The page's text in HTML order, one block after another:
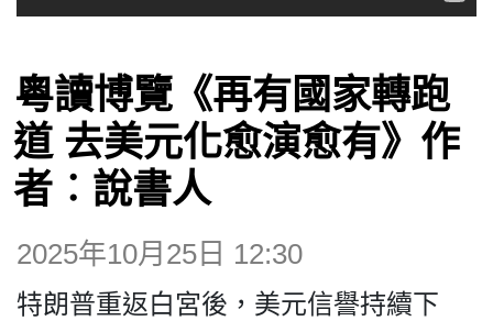
觀點
博客
粵讀博覽《再有國家轉跑
道 去美元化愈演愈有》作
者︰說書人
2025年10月25日 12:30
特朗普重返白宮後，美元信譽持續下